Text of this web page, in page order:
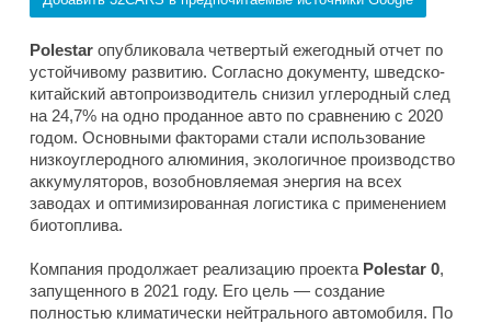
Polestar опубликовала четвертый ежегодный отчет по
устойчивому развитию. Согласно документу, шведско-
китайский автопроизводитель снизил углеродный след
на 24,7% на одно проданное авто по сравнению с 2020
годом. Основными факторами стали использование
низкоуглеродного алюминия, экологичное производство
аккумуляторов, возобновляемая энергия на всех
заводах и оптимизированная логистика с применением
биотоплива.
Компания продолжает реализацию проекта Polestar 0,
запущенного в 2021 году. Его цель — создание
полностью климатически нейтрального автомобиля. По